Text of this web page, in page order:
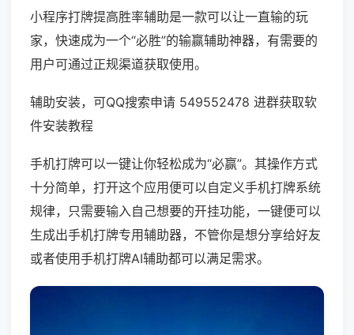
小程序打牌提高胜率辅助是一款可以让一直输的玩
家，快速成为一个“必胜”的输赢辅助神器，有需要的
用户可通过正规渠道获取使用。
辅助安装，可QQ搜索申请 549552478 进群获取软
件安装教程
手机打牌可以一键让你轻松成为“必赢”。其操作方式
十分简单，打开这个应用便可以自定义手机打牌系统
规律，只需要输入自己想要的开挂功能，一键便可以
生成出手机打牌专用辅助器，不管你是想分享给好友
或者使用手机打牌AI辅助都可以满足需求。